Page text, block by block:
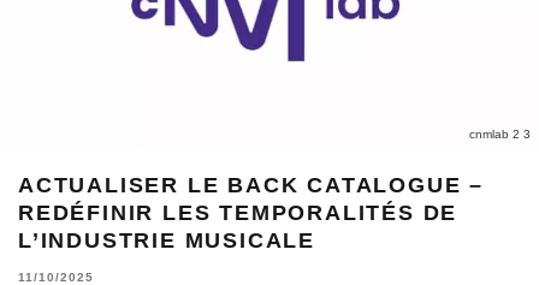
cnmlab 2 3
ACTUALISER LE BACK CATALOGUE –
REDÉFINIR LES TEMPORALITÉS DE
L’INDUSTRIE MUSICALE
11/10/2025